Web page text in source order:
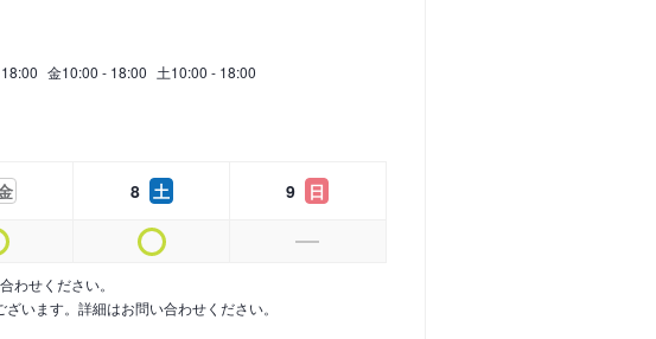
金10:00 - 18:00 土10:00 - 18:00
8 土 9 日
わせください。
います。詳細はお問い合わせください。